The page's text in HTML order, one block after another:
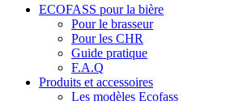
ECOFASS pour la bière
Pour le brasseur
Pour les CHR
Guide pratique
F.A.Q
Produits et accessoires
Les modèles Ecofass